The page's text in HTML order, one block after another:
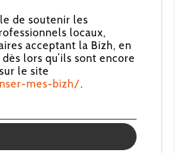
de soutenir les
locaux,
acceptant la Bizh, en
lors qu’ils sont encore
le site
mes-bizh/.